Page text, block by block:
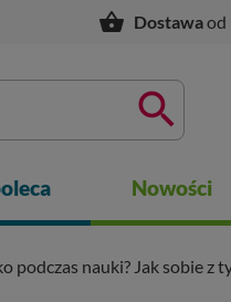
shopping_basket Dostawaod

Nowości
podczas nauki? Jak sobie z